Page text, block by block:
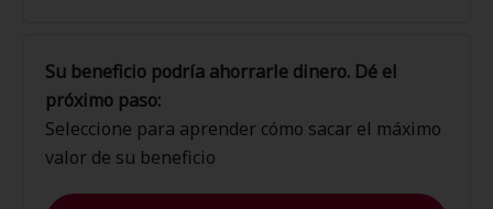
Su beneficio podría ahorrarle dinero. Dé el
próximo paso:
Seleccione para aprender cómo sacar el máximo
valor de su beneficio